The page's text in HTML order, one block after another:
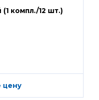
компл./12 шт.)
цену